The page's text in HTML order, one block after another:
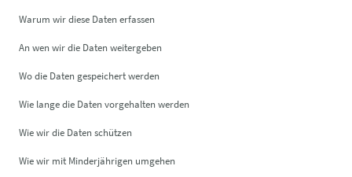
Warum wir diese Daten erfassen
An wen wir die Daten weitergeben
Wo die Daten gespeichert werden
Wie lange die Daten vorgehalten werden
Wie wir die Daten schützen
Wie wir mit Minderjährigen umgehen